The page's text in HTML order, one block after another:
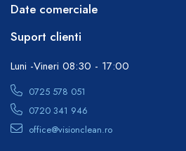
Date comerciale
Suport clienti
Luni -Vineri 08:30 - 17:00
0725 578 051
0720 341 946
office@visionclean.ro